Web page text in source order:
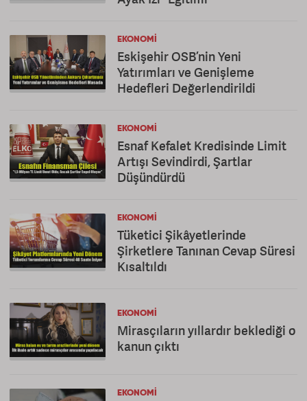
EKONOMI
Eskişehir OSB’nin Yeni
Yatırımları ve Genişleme
Hedefleri Değerlendirildi
EKONOMI
Esnaf Kefalet Kredisinde Limit
Artışı Sevindirdi, Şartlar
Düşündürdü
EKONOMI
Tüketici Şikâyetlerinde
Şirketlere Tanınan Cevap Süresi
Kısaltıldı
EKONOMI
Mirasçıların yıllardır beklediği o
kanun çıktı
EKONOMI